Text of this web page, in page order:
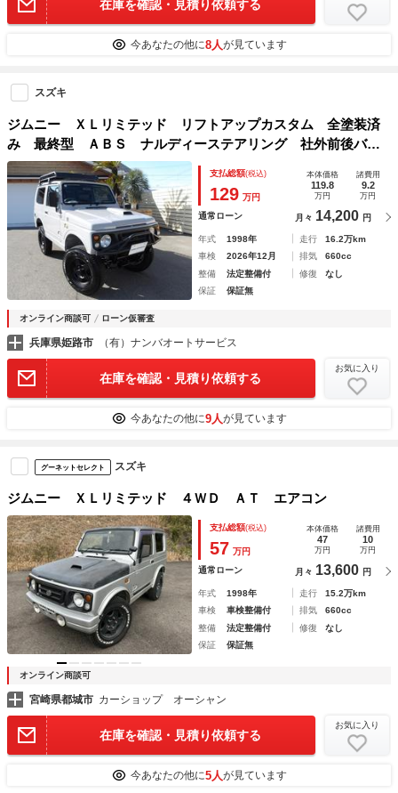
在庫を確認・見積り依頼する
今あなたの他に8人が見ています
スズキ
ジムニー ＸＬリミテッド リフトアップカスタム 全塗装済
み 最終型 ＡＢＳ ナルディーステアリング 社外前後バン
パー ルーフラック シートカバー Ｄｅｆｉ３連メーター
支払総額(税込)
129 万円
本体価格
119.8
万円
諸費用
9.2
万円
通常ローン 月々 14,200 円
年式 1998年 走行
16.2万km
車検
2026年12月 排気
660cc
整備
法定整備付 修復
なし
保証
保証無
オンライン商談可 ローン仮審査
兵庫県姫路市 （有）ナンバオートサービス
在庫を確認・見積り依頼する
お気に入り
今あなたの他に9人が見ています
グーネットセレクト スズキ
ジムニー ＸＬリミテッド ４ＷＤ ＡＴ エアコン
支払総額(税込)
57 万円
本体価格
47
万円
諸費用
10
万円
通常ローン 月々 13,600 円
年式 1998年 走行
15.2万km
車検
車検整備付 排気
660cc
整備
法定整備付 修復
なし
保証
保証無
オンライン商談可
宮崎県都城市 カーショップ オーシャン
在庫を確認・見積り依頼する
お気に入り
今あなたの他に5人が見ています